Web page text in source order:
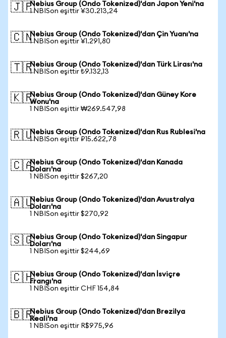
🇯🇵Nebius Group (Ondo Tokenized)'dan Japon Yeni'na
1 NBISon eşittir ¥30.213,24
🇨🇳Nebius Group (Ondo Tokenized)'dan Çin Yuanı'na
1 NBISon eşittir ¥1.291,80
🇹🇷Nebius Group (Ondo Tokenized)'dan Türk Lirası'na
1 NBISon eşittir ₺9.132,13
🇰🇷Nebius Group (Ondo Tokenized)'dan Güney Kore
Wonu'na
1 NBISon eşittir ₩269.547,98
🇷🇺Nebius Group (Ondo Tokenized)'dan Rus Rublesi'na
1 NBISon eşittir ₽15.622,78
🇨🇦Nebius Group (Ondo Tokenized)'dan Kanada
Doları'na
1 NBISon eşittir $267,20
🇦🇺Nebius Group (Ondo Tokenized)'dan Avustralya
Doları'na
1 NBISon eşittir $270,92
🇸🇬Nebius Group (Ondo Tokenized)'dan Singapur
Doları'na
1 NBISon eşittir $244,69
🇨🇭Nebius Group (Ondo Tokenized)'dan İsviçre
Frangı'na
1 NBISon eşittir CHF 154,84
🇧🇷Nebius Group (Ondo Tokenized)'dan Brezilya
Reali'na
1 NBISon eşittir R$975,96